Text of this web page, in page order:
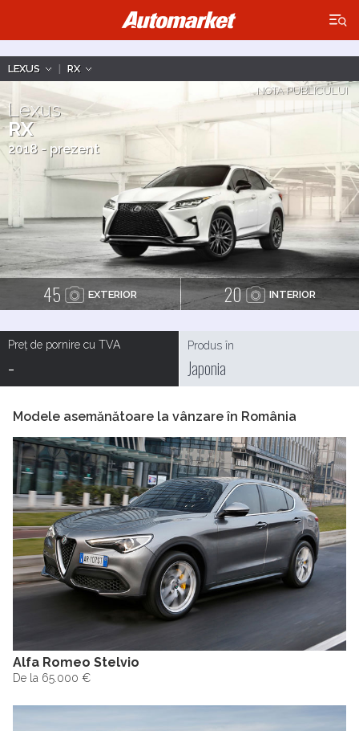
×
LEXUS | RX
Lexus
RX
2018 - prezent
NOTA PUBLICULUI
45 EXTERIOR 20 INTERIOR
Preț de pornire cu TVA
-
Produs în
Japonia
Modele asemănătoare la vânzare în România
Alfa Romeo Stelvio
De la 65.000 €